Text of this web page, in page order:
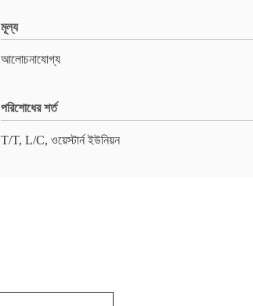
মূল্য
আলোচনাযোগ্য
পরিশোধের শর্ত
T/T, L/C, ওয়েস্টার্ন ইউনিয়ন